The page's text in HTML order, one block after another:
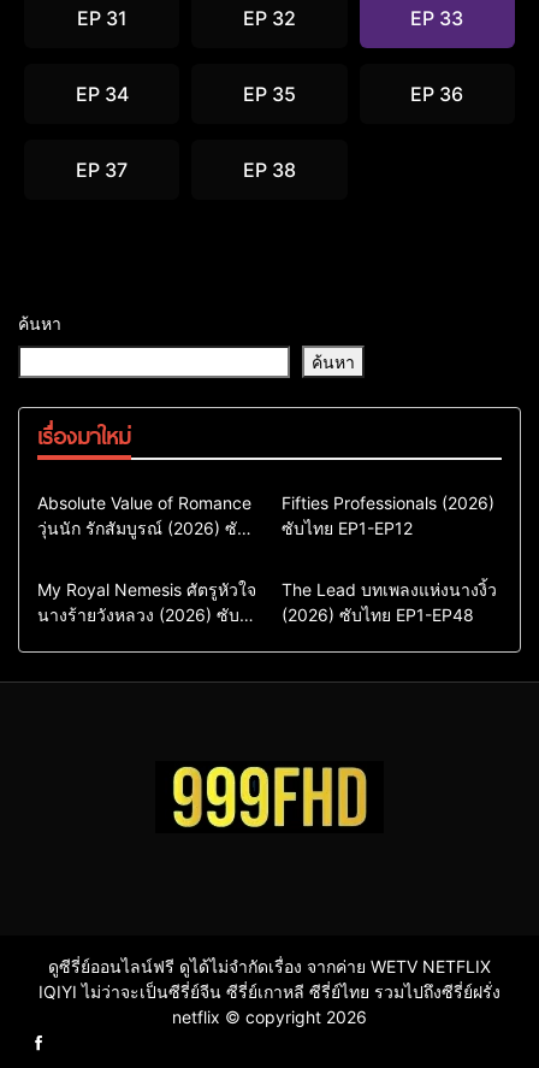
EP 31 EP 32 EP 33
EP 34 EP 35 EP 36
EP 37 EP 38
ค้นหา
ค้นหา
เรื่องมาใหม่
Comedy
Drama
ซีรี่ย์เกาหลี
ซีรี่ย์เกาหลีพากย์ไทย
Absolute Value of Romance
วุ่นนัก รักสัมบูรณ์ (2026) ซับ
Action & Adventure
Comedy
Drama
ซีรี่ย์เกาหลีซับไทย
Fifties Professionals (2026)
ซับไทย EP1-EP12
Comedy
Drama
Sci-Fi & Fantasy
My Royal Nemesis ศัตรูหัวใจ
นางร้ายวังหลวง (2026) ซับ
Drama
ซีรี่ย์จีน
ซีรี่ย์จีนซับไทย
The Lead บทเพลงแห่งนางงิ้ว
(2026) ซับไทย EP1-EP48
ดูซีรี่ย์ออนไลน์ฟรี ดูได้ไม่จำกัดเรื่อง จากค่าย WETV NETFLIX
IQIYI ไม่ว่าจะเป็นซีรี่ย์จีน ซีรี่ย์เกาหลี ซีรี่ย์ไทย รวมไปถึงซีรี่ย์ฝรั่ง
netflix © copyright 2026